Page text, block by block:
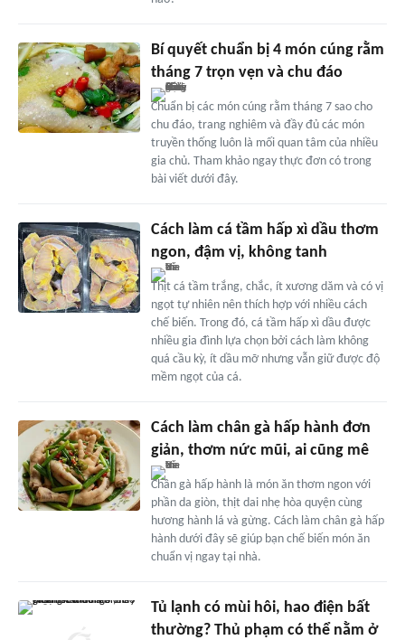
Bí quyết chuẩn bị 4 món cúng rằm
tháng 7 trọn vẹn và chu đáo
Chuẩn bị các món cúng rằm tháng 7 sao cho
chu đáo, trang nghiêm và đầy đủ các món
truyền thống luôn là mối quan tâm của nhiều
gia chủ. Tham khảo ngay thực đơn có trong
bài viết dưới đây.
Cách làm cá tầm hấp xì dầu thơm
ngon, đậm vị, không tanh
Thịt cá tầm trắng, chắc, ít xương dăm và có vị
ngọt tự nhiên nên thích hợp với nhiều cách
chế biến. Trong đó, cá tầm hấp xì dầu được
nhiều gia đình lựa chọn bởi cách làm không
quá cầu kỳ, ít dầu mỡ nhưng vẫn giữ được độ
mềm ngọt của cá.
Cách làm chân gà hấp hành đơn
giản, thơm nức mũi, ai cũng mê
Chân gà hấp hành là món ăn thơm ngon với
phần da giòn, thịt dai nhẹ hòa quyện cùng
hương hành lá và gừng. Cách làm chân gà hấp
hành dưới đây sẽ giúp bạn chế biến món ăn
chuẩn vị ngay tại nhà.
Tủ lạnh có mùi hôi, hao điện bất
thường? Thủ phạm có thể nằm ở